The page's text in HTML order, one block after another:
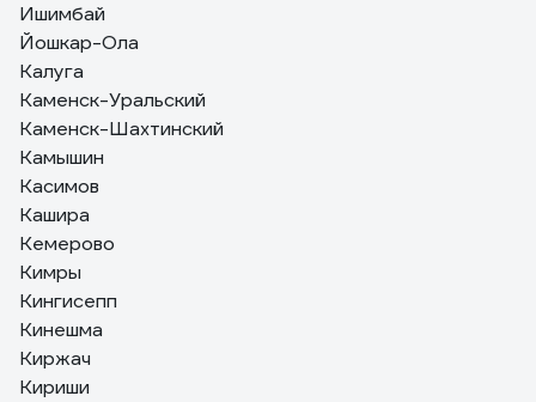
Ишимбай
Йошкар-Ола
Калуга
Каменск-Уральский
Каменск-Шахтинский
Камышин
Касимов
Кашира
Кемерово
Кимры
Кингисепп
Кинешма
Киржач
Кириши